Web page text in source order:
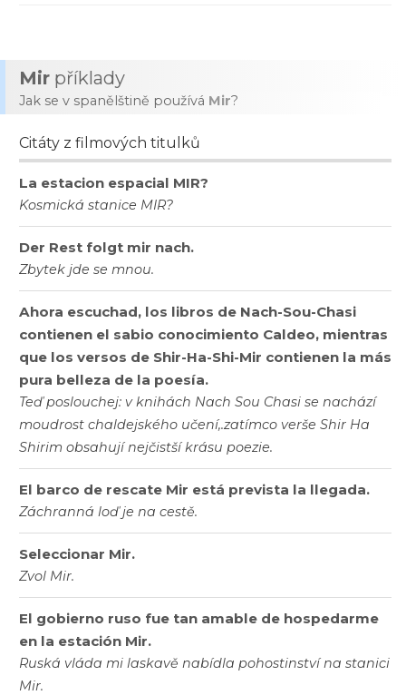
Mir příklady
Jak se v spanělštině používá Mir?
Citáty z filmových titulků
La estacion espacial MIR?
Kosmická stanice MIR?
Der Rest folgt mir nach.
Zbytek jde se mnou.
Ahora escuchad, los libros de Nach-Sou-Chasi
contienen el sabio conocimiento Caldeo, mientras
que los versos de Shir-Ha-Shi-Mir contienen la más
pura belleza de la poesía.
Teď poslouchej: v knihách Nach Sou Chasi se nachází
moudrost chaldejského učení,.zatímco verše Shir Ha
Shirim obsahují nejčistší krásu poezie.
El barco de rescate Mir está prevista la llegada.
Záchranná loď je na cestě.
Seleccionar Mir.
Zvol Mir.
El gobierno ruso fue tan amable de hospedarme
en la estación Mir.
Ruská vláda mi laskavě nabídla pohostinství na stanici
Mir.